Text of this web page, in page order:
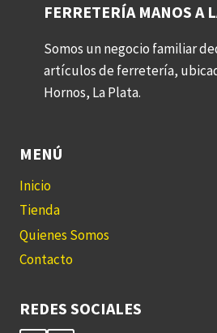
FERRETERÍA MANOS A
Somos un negocio familiar
artículos de ferretería,
Hornos, La Plata.
MENÚ
Inicio
Tienda
Quienes Somos
Contacto
REDES SOCIALES